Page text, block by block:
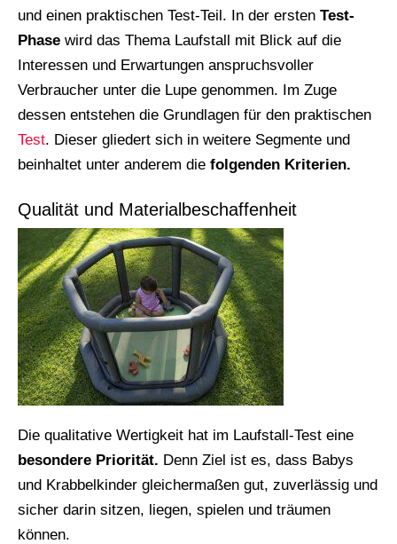
und einen praktischen Test-Teil. In der ersten Test-
Phase wird das Thema Laufstall mit Blick auf die
Interessen und Erwartungen anspruchsvoller
Verbraucher unter die Lupe genommen. Im Zuge
dessen entstehen die Grundlagen für den praktischen
Test. Dieser gliedert sich in weitere Segmente und
beinhaltet unter anderem die folgenden Kriterien.
Qualität und Materialbeschaffenheit
Die qualitative Wertigkeit hat im Laufstall-Test eine
besondere Priorität. Denn Ziel ist es, dass Babys
und Krabbelkinder gleichermaßen gut, zuverlässig und
sicher darin sitzen, liegen, spielen und träumen
können.